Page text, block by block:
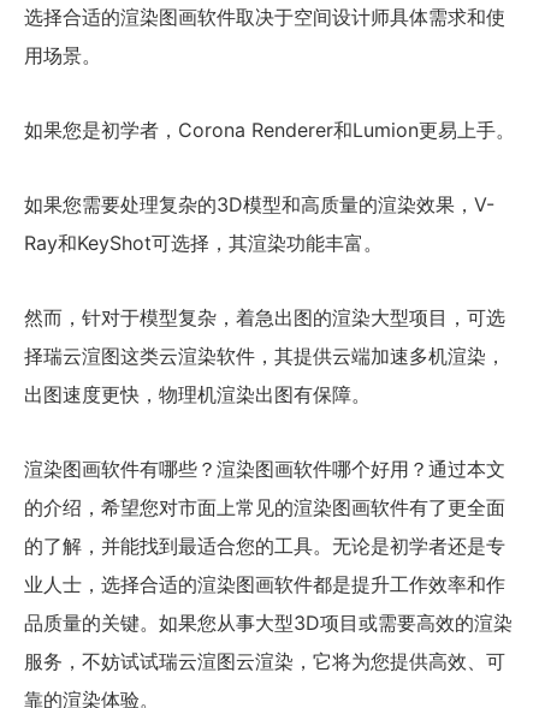
选择合适的渲染图画软件取决于空间设计师具体需求和使
用场景。
如果您是初学者，Corona Renderer和Lumion更易上手。
如果您需要处理复杂的3D模型和高质量的渲染效果，V-
Ray和KeyShot可选择，其渲染功能丰富。
然而，针对于模型复杂，着急出图的渲染大型项目，可选
择瑞云渲图这类云渲染软件，其提供云端加速多机渲染，
出图速度更快，物理机渲染出图有保障。
渲染图画软件有哪些？渲染图画软件哪个好用？通过本文
的介绍，希望您对市面上常见的渲染图画软件有了更全面
的了解，并能找到最适合您的工具。无论是初学者还是专
业人士，选择合适的渲染图画软件都是提升工作效率和作
品质量的关键。如果您从事大型3D项目或需要高效的渲染
服务，不妨试试瑞云渲图云渲染，它将为您提供高效、可
靠的渲染体验。